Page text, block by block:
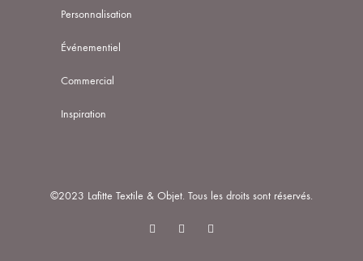
Personnalisation
Événementiel
Commercial
Inspiration
Linkedin Instagram
©2023 Lafitte Textile & Objet. Tous les droits sont réservés.